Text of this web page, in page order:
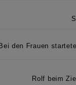
Bei den Frauen
Rolf beim